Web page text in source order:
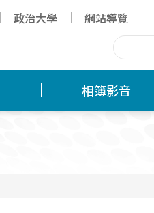
政治大學 網站導覽
相簿影音